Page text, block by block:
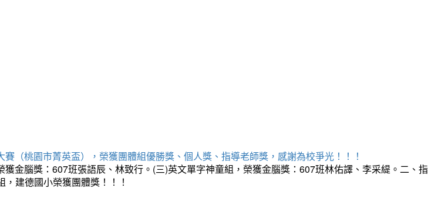
（桃園市菁英盃），榮獲團體組優勝獎、個人獎、指導老師獎，感謝為校爭光！！！
金腦獎：607班張語辰、林致行。(三)英文單字神童組，榮獲金腦獎：607班林佑譯、李采緹。二、指
建德國小榮獲團體獎！！！